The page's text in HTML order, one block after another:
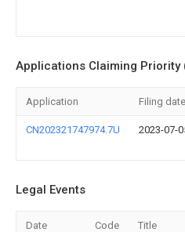
Applications Claiming Priority
Application Filing date
CN202321747974.7U 2023-07-
Legal Events
Date Code Title